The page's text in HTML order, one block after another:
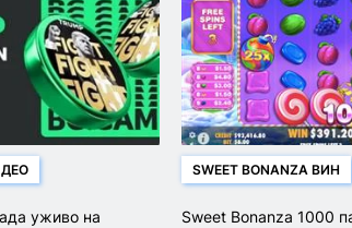
уживо на
SWEET BONANZA ВИН
Sweet Bonanza 1000